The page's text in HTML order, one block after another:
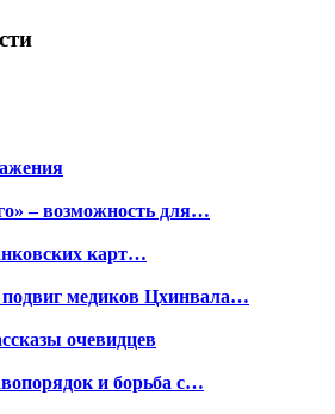
– возможность для…
карт…
подвиг медиков Цхинвала…
очевидцев
и борьба с…